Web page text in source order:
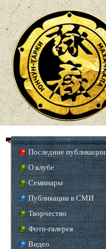
Последние публикации
О клубе
Семинары
Публикации в СМИ
Творчество
Фото-галерея
Видео